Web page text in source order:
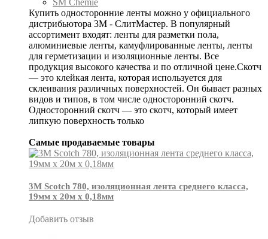
SM Chemie
Купить односторонние ленты можно у официального
дистрибьютора 3М - СлитМастер. В популярный
ассортимент входят: ленты для разметки пола,
алюминиевые ленты, камуфлированные ленты, ленты
для герметизации и изоляционные ленты. Все
продукция высокого качества и по отличной цене.Скотч
— это клейкая лента, которая используется для
склеивания различных поверхностей. Он бывает разных
видов и типов, в том числе односторонний скотч.
Односторонний скотч — это скотч, который имеет
липкую поверхность только
Самые продаваемые товары
3М Scotch 780, изоляционная лента среднего класса,
19мм х 20м х 0,18мм
Добавить отзыв